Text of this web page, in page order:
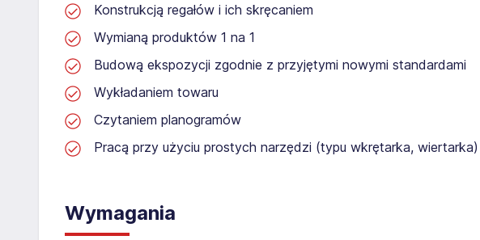
Konstrukcją regałów i ich skręcaniem
Wymianą produktów 1 na 1
Budową ekspozycji zgodnie z przyjętymi nowymi standardami
Wykładaniem towaru
Czytaniem planogramów
Pracą przy użyciu prostych narzędzi (typu wkrętarka, wiertarka)
Wymagania